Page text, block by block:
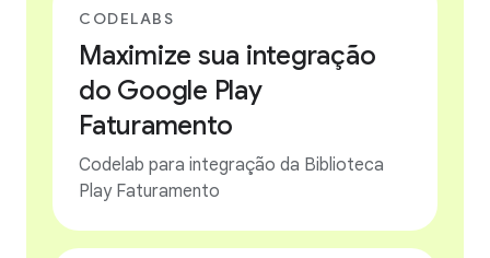
CODELABS
Maximize sua integração
do Google Play
Faturamento
Codelab para integração da Biblioteca
Play Faturamento